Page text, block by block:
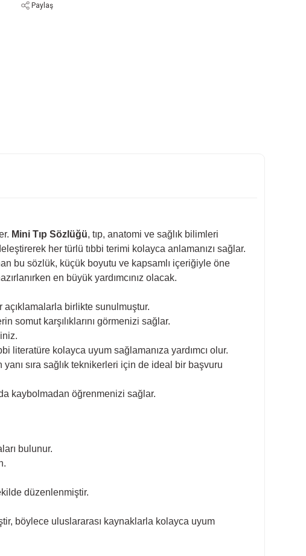
Paylaş
Mini Tıp Sözlüğü, tıp, anatomi ve sağlık bilimleri
her türlü tıbbi terimi kolayca anlamanızı sağlar.
bu sözlük, küçük boyutu ve kapsamlı içeriğiyle öne
en büyük yardımcınız olacak.
açıklamalarla birlikte sunulmuştur.
somut karşılıklarını görmenizi sağlar.
literatüre kolayca uyum sağlamanıza yardımcı olur.
sıra sağlık teknikerleri için de ideal bir başvuru
kaybolmadan öğrenmenizi sağlar.
bulunur.
düzenlenmiştir.
böylece uluslararası kaynaklarla kolayca uyum